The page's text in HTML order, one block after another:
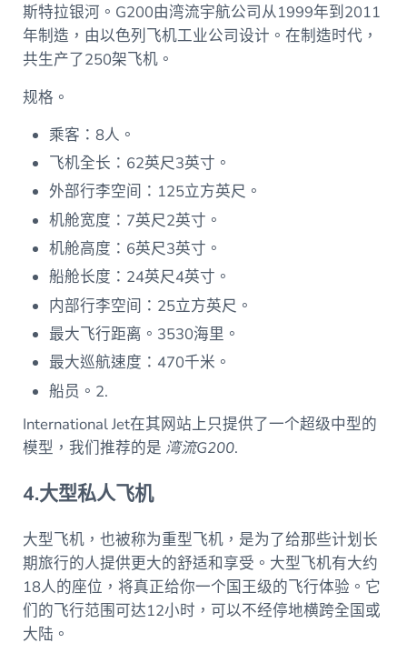
斯特拉银河。G200由湾流宇航公司从1999年到2011
年制造，由以色列飞机工业公司设计。在制造时代，
共生产了250架飞机。
规格。
乘客：8人。
飞机全长：62英尺3英寸。
外部行李空间：125立方英尺。
机舱宽度：7英尺2英寸。
机舱高度：6英尺3英寸。
船舱长度：24英尺4英寸。
内部行李空间：25立方英尺。
最大飞行距离。3530海里。
最大巡航速度：470千米。
船员。2.
International Jet在其网站上只提供了一个超级中型的
模型，我们推荐的是 湾流G200.
4.大型私人飞机
大型飞机，也被称为重型飞机，是为了给那些计划长
期旅行的人提供更大的舒适和享受。大型飞机有大约
18人的座位，将真正给你一个国王级的飞行体验。它
们的飞行范围可达12小时，可以不经停地横跨全国或
大陆。